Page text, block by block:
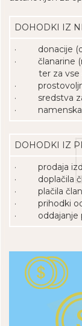
DOHODKI IZ
· donacije
· članarine
ter za vse
· prostovoljni
· sredstva za
· namenska
DOHODKI IZ
· prodaja
· doplačila
· plačila
· prihodki od
· oddajanje